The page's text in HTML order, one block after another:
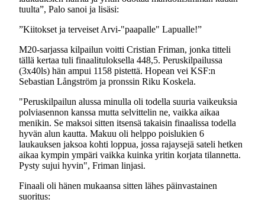
tuulta”, Palo sanoi ja lisäsi:
”Kiitokset ja terveiset Arvi-"paapalle" Lapualle!”
M20-sarjassa kilpailun voitti Cristian Friman, jonka titteli
tällä kertaa tuli finaalituloksella 448,5. Peruskilpailussa
(3x40ls) hän ampui 1158 pistettä. Hopean vei KSF:n
Sebastian Långström ja pronssin Riku Koskela.
"Peruskilpailun alussa minulla oli todella suuria vaikeuksia
polviasennon kanssa mutta selvittelin ne, vaikka aikaa
menikin. Se maksoi sitten itsensä takaisin finaalissa todella
hyvän alun kautta. Makuu oli helppo poislukien 6
laukauksen jaksoa kohti loppua, jossa rajaysejä sateli hetken
aikaa kympin ympäri vaikka kuinka yritin korjata tilannetta.
Pysty sujui hyvin", Friman linjasi.
Finaali oli hänen mukaansa sitten lähes päinvastainen
suoritus: